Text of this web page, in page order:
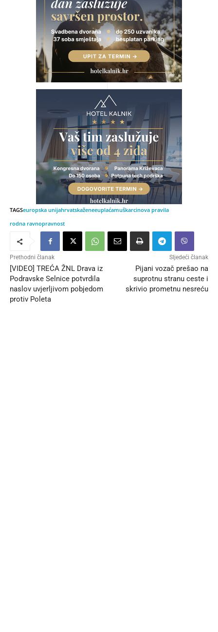
TAGSeuropska unijahrvatskaženeeuplaćamuškarcinova pravila
rodna ravnopravnost
Prethodni članak
[VIDEO] TREĆA ŽNL Drava iz
Podravske Selnice potvrdila
naslov uvjerljivom pobjedom
protiv Poleta
Sljedeći članak
Pijani vozač prešao na
suprotnu stranu ceste i
skrivio prometnu nesreću